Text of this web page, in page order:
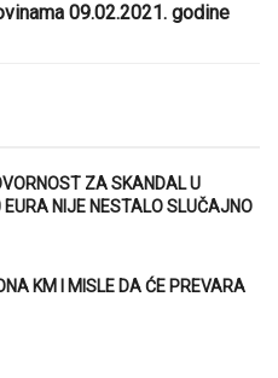
09.02.2021. godine
ZA SKANDAL U
NIJE NESTALO SLUČAJNO
KM I MISLE DA ĆE PREVARA